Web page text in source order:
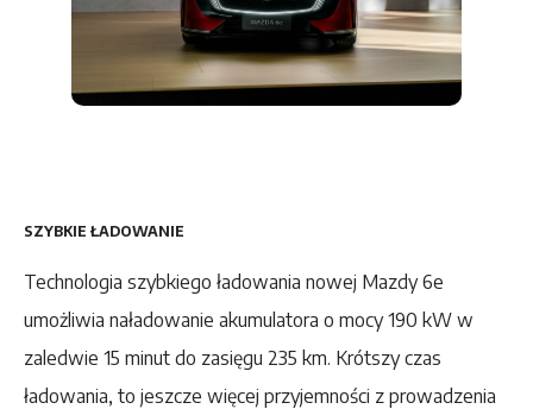
SZYBKIE ŁADOWANIE
Technologia szybkiego ładowania nowej Mazdy 6e
umożliwia naładowanie akumulatora o mocy 190 kW w
zaledwie 15 minut do zasięgu 235 km. Krótszy czas
ładowania, to jeszcze więcej przyjemności z prowadzenia